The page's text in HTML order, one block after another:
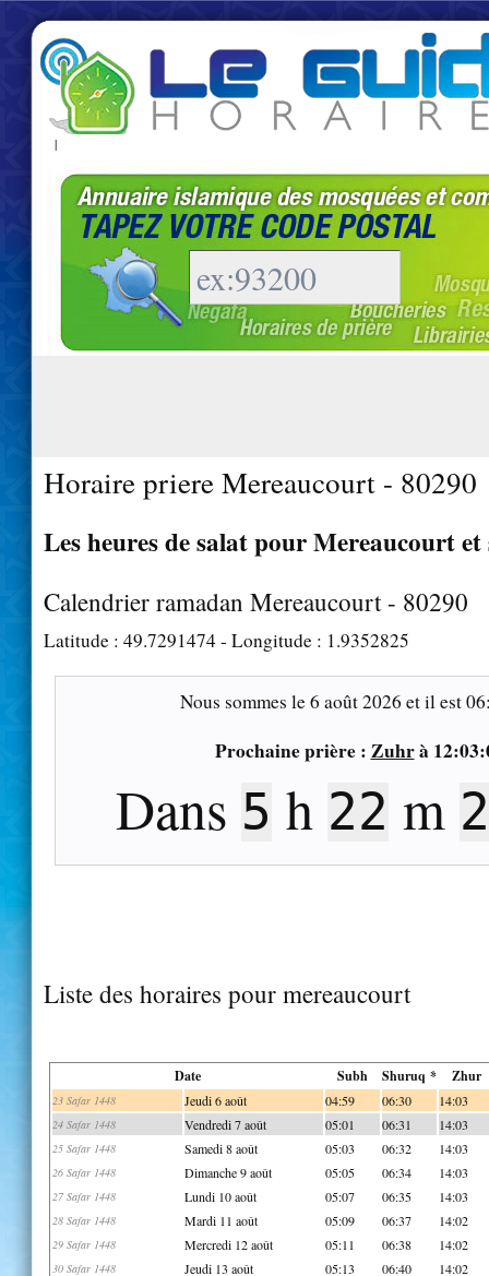
|
Horaire priere Mereaucourt - 80290
Les heures de salat pour Mereaucourt et
Calendrier ramadan Mereaucourt - 80290
Latitude : 49.7291474- Longitude : 1.9352825
Nous sommes le6 août 2026 et il est
Prochaine prière : Zuhrà
Dans 5 h 22 m
Liste des horaires pour mereaucourt
Date Subh Shuruq * Zhur
23 Safar 1448 Jeudi 6 août 04:59 06:30 14:03
24 Safar 1448 Vendredi 7 août 05:01 06:31 14:03
25 Safar 1448 Samedi 8 août 05:03 06:32 14:03
26 Safar 1448 Dimanche 9 août 05:05 06:34 14:03
27 Safar 1448 Lundi 10 août 05:07 06:35 14:03
28 Safar 1448 Mardi 11 août 05:09 06:37 14:02
29 Safar 1448 Mercredi 12 août 05:11 06:38 14:02
30 Safar 1448 Jeudi 13 août 05:13 06:40 14:02